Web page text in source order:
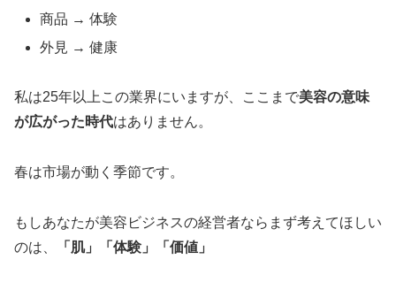
商品 → 体験
外見 → 健康
私は25年以上この業界にいますが、ここまで美容の意味
が広がった時代はありません。
春は市場が動く季節です。
もしあなたが美容ビジネスの経営者ならまず考えてほしい
のは、
「肌」「体験」「価値」